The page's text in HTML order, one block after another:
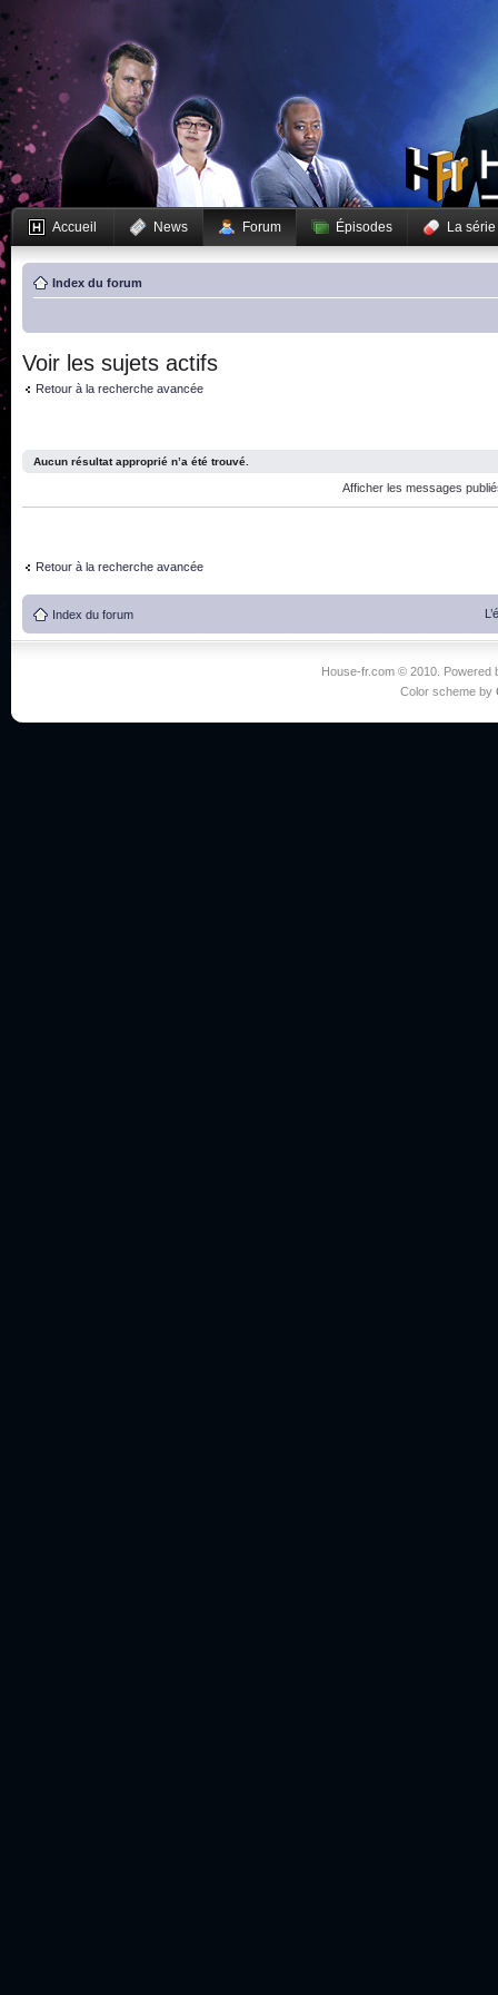
Accueil News Forum Épisodes La série
Index du forum
Voir les sujets actifs
Retour à la recherche avancée
Aucun résultat approprié n’a été trouvé.
Afficher les messages
Retour à la recherche avancée
Index du forum
House-fr.com © 2010. Powered
Color scheme by